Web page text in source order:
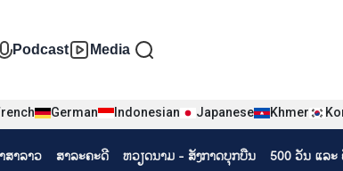
tiện tiếng Lào
Podcast Media
German Indonesian Japanese Khmer
າ​ລາວ ສາລະຄະດີ ຫວຽດ​ນາມ - ສັງ​ກາດ​ບຸກ​ບືນ 500 ວັນ ແລ